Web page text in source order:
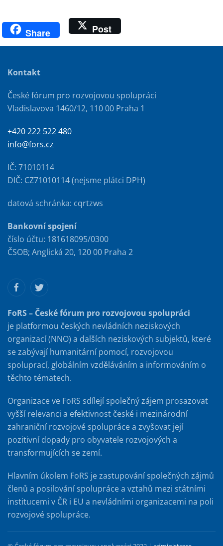
Share Post
Kontakt
České fórum pro rozvojovou spolupráci
Vladislavova 1460/12, 110 00 Praha 1
+420 222 522 480
info@fors.cz
IČ: 71010114
DIČ: CZ71010114 (nejsme plátci DPH)
datová schránka: cqrtzws
Bankovní spojení
číslo účtu: 181618095/0300
ČSOB; Anglická 20, 120 00 Praha 2
FoRS – České fórum pro rozvojovou spolupráci
je platformou českých nevládních neziskových
organizací (NNO) a dalších neziskových subjektů, které
se zabývají humanitární pomocí, rozvojovou
spoluprací, globálním vzděláváním a informováním o
těchto tématech.
Organizace ve FoRS sdílejí společný zájem prosazovat
vyšší relevanci a efektivnost české i mezinárodní
zahraniční rozvojové spolupráce a zvyšovat její
pozitivní dopady pro obyvatele rozvojových a
transformujících se zemí.
Hlavním úkolem FoRS je zastupování společných zájmů
členů a posilování spolupráce a vztahů mezi státními
institucemi v ČR i EU a nevládními organizacemi na poli
rozvojové spolupráce.